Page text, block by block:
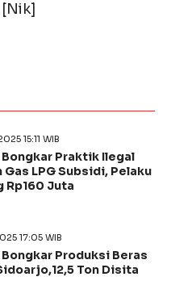
[Nik]
15:11 WIB
Praktik Ilegal
Gas LPG Subsidi, Pelaku
Rp160 Juta
17:05 WIB
Produksi Beras
Ton Disita